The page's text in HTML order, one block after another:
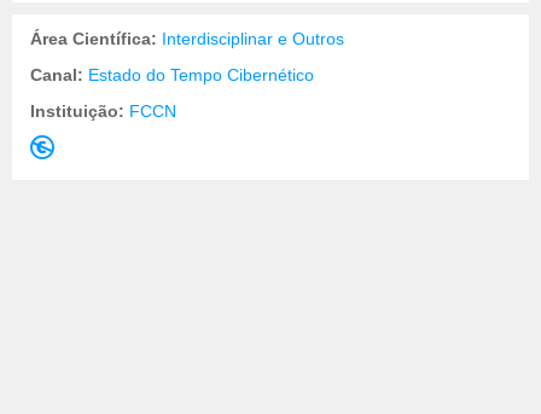
Área Científica: Interdisciplinar e Outros
Canal: Estado do Tempo Cibernético
Instituição: FCCN